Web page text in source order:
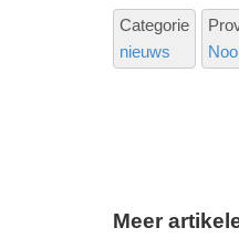
Categorie
nieuws
Meer